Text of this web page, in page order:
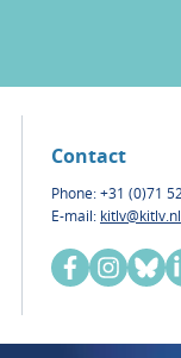
Contact
Phone: +31 (0)71
E-mail: kitlv@kitlv.nl